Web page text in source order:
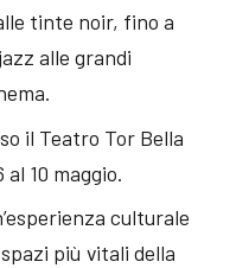
tinte noir, fino a
alle grandi
il Teatro Tor Bella
al 10 maggio.
culturale
più vitali della